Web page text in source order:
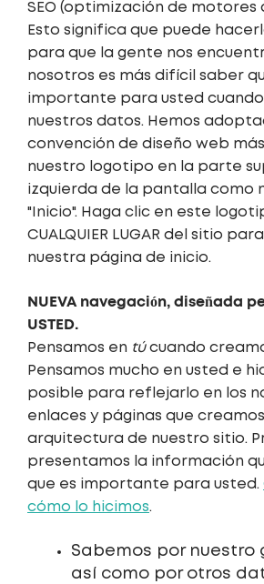
SEO (optimización de motores
Esto significa que puede
para que la gente nos
nosotros es más difícil saber
importante para usted
nuestros datos. Hemos
convención de diseño web
nuestro logotipo en la parte
izquierda de la pantalla como
"Inicio". Haga clic en este
CUALQUIER LUGAR del sitio
nuestra página de inicio.
NUEVA navegación, diseñada
USTED.
Pensamos en túcuando
Pensamos mucho en usted e
posible para reflejarlo en los
enlaces y páginas que
arquitectura de nuestro sitio.
presentamos la información
que es importante para usted.
cómo lo hicimos.
Sabemos por nuestro
así como por otros